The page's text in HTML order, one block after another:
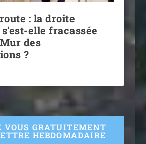
: la droite
elle fracassée
des
?
VOUS GRATUITEMENT
HEBDOMADAIRE